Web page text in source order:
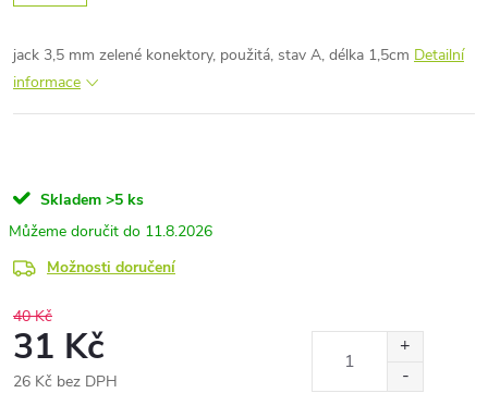
jack 3,5 mm zelené konektory, použitá, stav A, délka 1,5cm Detailní
informace
Skladem >5 ks
11.8.2026
Možnosti doručení
40 Kč
31 Kč
26 Kč bez DPH